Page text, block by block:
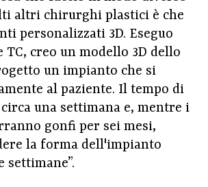
altri chirurghi plastici è che
personalizzati 3D. Eseguo
TC, creo un modello 3D dello
un impianto che si
al paziente. Il tempo di
una settimana e, mentre i
gonfi per sei mesi,
la forma dell'impianto
settimane”.